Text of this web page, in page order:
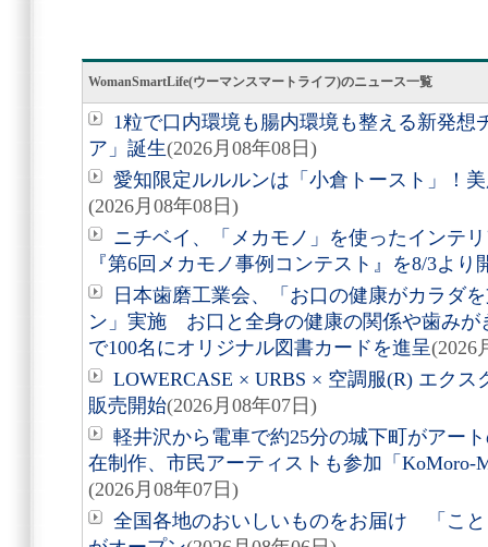
WomanSmartLife(ウーマンスマートライフ)のニュース一覧
1粒で口内環境も腸内環境も整える新発想
ア」誕生(2026月08年08日)
愛知限定ルルルンは「小倉トースト」！
(2026月08年08日)
ニチベイ、「メカモノ」を使ったインテ
『第6回メカモノ事例コンテスト』を8/3より
日本歯磨工業会、「お口の健康がカラダ
ン」実施 お口と全身の健康の関係や歯みが
で100名にオリジナル図書カードを進呈(2026
LOWERCASE × URBS × 空調服(R) エク
販売開始(2026月08年07日)
軽井沢から電車で約25分の城下町がアー
在制作、市民アーティストも参加「KoMoro-
(2026月08年07日)
全国各地のおいしいものをお届け 「こ